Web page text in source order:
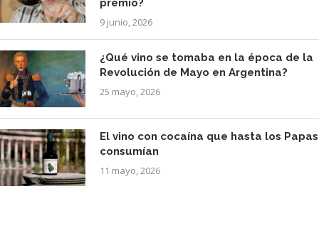
premio?
9 junio, 2026
¿Qué vino se tomaba en la época de la
Revolución de Mayo en Argentina?
25 mayo, 2026
El vino con cocaína que hasta los Papas
consumían
11 mayo, 2026